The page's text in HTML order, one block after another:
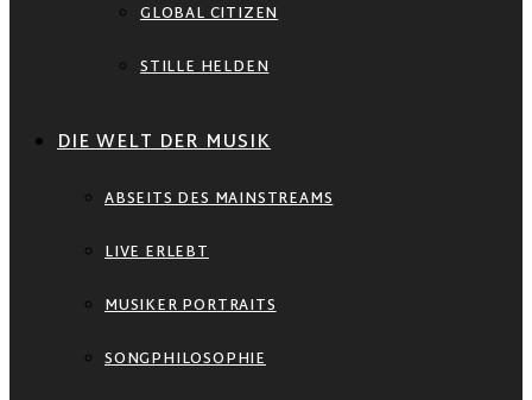
GLOBAL CITIZEN
STILLE HELDEN
DIE WELT DER MUSIK
ABSEITS DES MAINSTREAMS
LIVE ERLEBT
MUSIKER PORTRAITS
SONGPHILOSOPHIE